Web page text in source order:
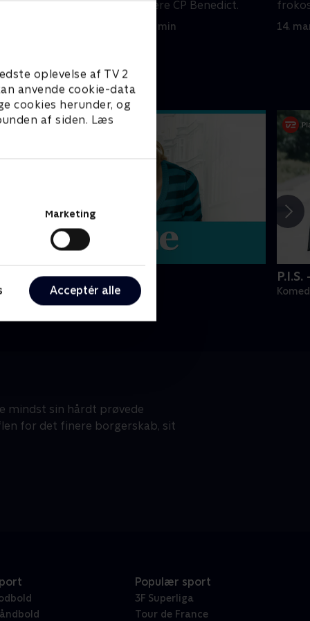
oplevelse af TV 2
anvende cookie-data
cookies herunder, og
af siden. Læs
Marketing
Acceptér alle
Richard skal invitere CP Benedict.
13. marts 2007 • 28 min 14.
• 1 sæsoner
mindst sin hårdt prøvede
for det finere borgerskab, sit
Populær sport
3F Superliga
Tour de France